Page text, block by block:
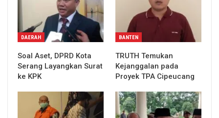
DAERAH
Soal Aset, DPRD Kota
Serang Layangkan Surat
ke KPK
BANTEN
TRUTH Temukan
Kejanggalan pada
Proyek TPA Cipeucang